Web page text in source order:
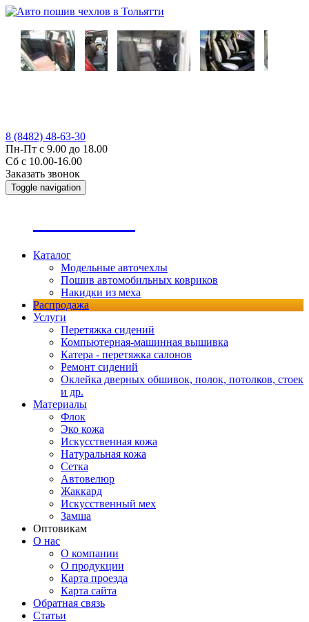
8 (8482) 48-63-30
Пн-Пт с 9.00 до 18.00
Сб с 10.00-16.00
Заказать звонок
Toggle navigation
Каталог
Модельные авточехлы
Пошив автомобильных ковриков
Накидки из меха
Распродажа
Услуги
Перетяжка сидений
Компьютерная-машинная вышивка
Катера - перетяжка салонов
Ремонт сидений
Оклейка дверных обшивок, полок, потолков, стоек
и др.
Материалы
Флок
Эко кожа
Искусственная кожа
Натуральная кожа
Сетка
Автовелюр
Жаккард
Искусственный мех
Замша
Оптовикам
О нас
О компании
О продукции
Карта проезда
Карта сайта
Обратная связь
Статьи